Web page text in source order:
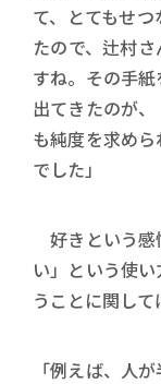
て、とてもせ
たので、辻村
すね。その手
出てきたのが
も純度を求め
でした」
好きという感
い」という使
うことに関して
「例えば、人